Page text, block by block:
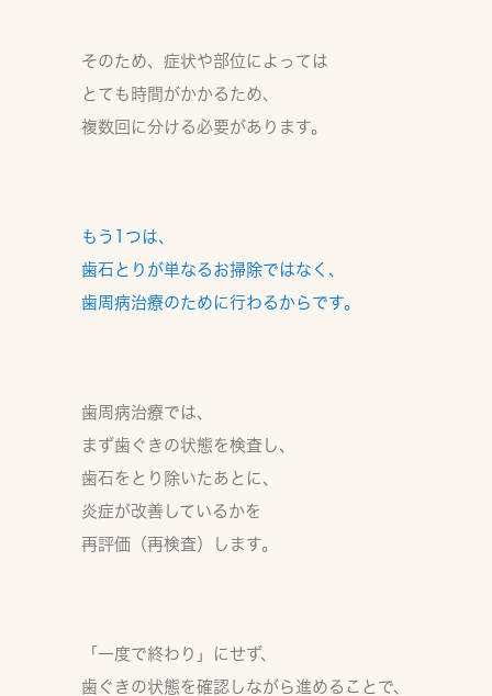
そのため、症状や部位によっては
とても時間がかかるため、
複数回に分ける必要があります。
もう1つは、
歯石とりが単なるお掃除ではなく、
歯周病治療のために行わるから です。
歯周病治療では、
まず歯ぐきの状態を検査し、
歯石をとり除いたあとに、
炎症が改善しているかを
再評価（再検査）します。
「一度で終わり」にせず、
歯ぐきの状態を確認しながら進めることで、